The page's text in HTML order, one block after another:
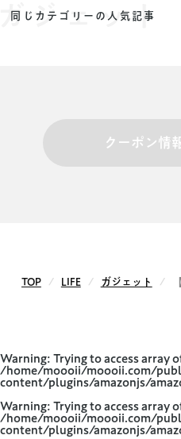
ジェット
同じカテゴリーの人気記事
クーポン情
TOP LIFE ガジェット
Warning: Trying to access array
/home/moooii/moooii.com/
content/plugins/amazonjs/
Warning: Trying to access array
/home/moooii/moooii.com/
content/plugins/amazonjs/